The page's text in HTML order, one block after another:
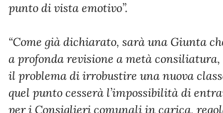
punto di vista emotivo”.
“Come già dichiarato, sarà una Giunta
a profonda revisione a metà
il problema di irrobustire una nuova
quel punto cesserà l’impossibilità di
per i Consiglieri comunali in carica,